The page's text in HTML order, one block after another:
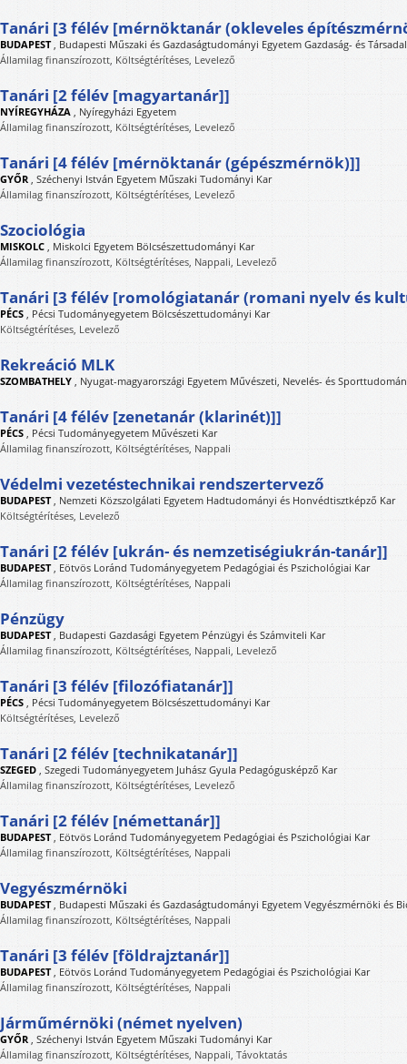
Tanári [3 félév [mérnöktanár (okleveles
BUDAPEST, Budapesti Műszaki és Gazdaságtudományi Egyetem Gazdaság- és
Államilag finanszírozott, Költségtérítéses, Levelező
Tanári [2 félév [magyartanár]]
NYÍREGYHÁZA , Nyíregyházi Egyetem
Államilag finanszírozott, Költségtérítéses, Levelező
Tanári [4 félév [mérnöktanár (gépészmérnök)]]
GYŐR , Széchenyi István Egyetem Műszaki Tudományi Kar
Államilag finanszírozott, Költségtérítéses, Levelező
Szociológia
MISKOLC , Miskolci Egyetem Bölcsészettudományi Kar
Államilag finanszírozott, Költségtérítéses, Nappali, Levelező
Tanári [3 félév [romológiatanár (romani nyelv és
PÉCS , Pécsi Tudományegyetem Bölcsészettudományi Kar
Költségtérítéses, Levelező
Rekreáció MLK
SZOMBATHELY , Nyugat-magyarországi Egyetem Művészeti, Nevelés- és
Tanári [4 félév [zenetanár (klarinét)]]
PÉCS , Pécsi Tudományegyetem Művészeti Kar
Államilag finanszírozott, Költségtérítéses, Nappali
Védelmi vezetéstechnikai rendszertervező
BUDAPEST, Nemzeti Közszolgálati Egyetem Hadtudományi és Honvédtisztképző Kar
Költségtérítéses, Levelező
Tanári [2 félév [ukrán- és nemzetiségiukrán-tanár]]
BUDAPEST, Eötvös Loránd Tudományegyetem Pedagógiai és Pszichológiai Kar
Államilag finanszírozott, Költségtérítéses, Nappali
Pénzügy
BUDAPEST, Budapesti Gazdasági Egyetem Pénzügyi és Számviteli Kar
Államilag finanszírozott, Költségtérítéses, Nappali, Levelező
Tanári [3 félév [filozófiatanár]]
PÉCS , Pécsi Tudományegyetem Bölcsészettudományi Kar
Költségtérítéses, Levelező
Tanári [2 félév [technikatanár]]
SZEGED , Szegedi Tudományegyetem Juhász Gyula Pedagógusképző Kar
Államilag finanszírozott, Költségtérítéses, Levelező
Tanári [2 félév [némettanár]]
BUDAPEST, Eötvös Loránd Tudományegyetem Pedagógiai és Pszichológiai Kar
Államilag finanszírozott, Költségtérítéses, Nappali
Vegyészmérnöki
BUDAPEST, Budapesti Műszaki és Gazdaságtudományi Egyetem Vegyészmérnöki és
Államilag finanszírozott, Költségtérítéses, Nappali
Tanári [3 félév [földrajztanár]]
BUDAPEST, Eötvös Loránd Tudományegyetem Pedagógiai és Pszichológiai Kar
Államilag finanszírozott, Költségtérítéses, Nappali
Járműmérnöki (német nyelven)
GYŐR , Széchenyi István Egyetem Műszaki Tudományi Kar
Államilag finanszírozott, Költségtérítéses, Nappali, Távoktatás